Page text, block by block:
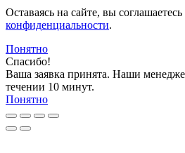
Оставаясь на сайте, вы соглашаетесь
конфиденциальности.
Понятно
Спасибо!
Ваша заявка принята. Наши
течении 10 минут.
Понятно